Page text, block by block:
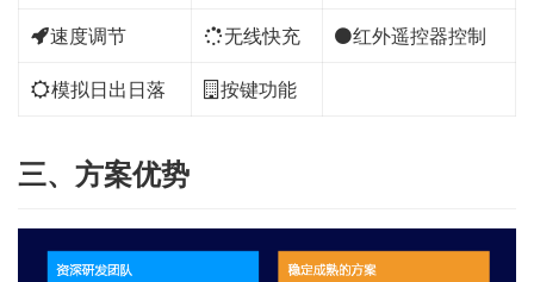
速度调节 无线快充 红外遥控器控制
模拟日出日落 按键功能
三、方案优势